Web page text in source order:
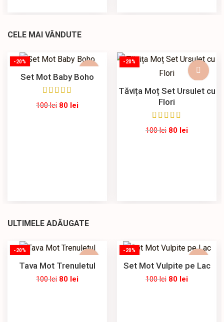
CELE MAI VÂNDUTE
-20%
Set Mot Baby Boho
100lei 80 lei
-20%
Tăvița Moț Set Ursulet cu
Flori
100lei 80 lei
ULTIMELE ADĂUGATE
-20%
Tava Mot Trenuletul
100lei 80 lei
-20%
Set Mot Vulpite pe Lac
100lei 80 lei